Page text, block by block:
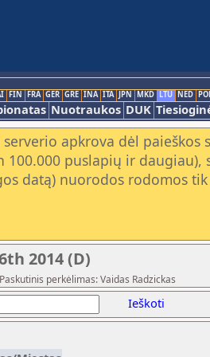
FIN FRA GER GRE INA ITA JPN MKD LTU NED
Nuotraukos DUK
apkrova dėl paieškos
100.000 puslapių ir daugiau),
datą) nuorodos rodomos
2014 (D)
perkėlimas: Vaidas Radzickas
Ieškoti